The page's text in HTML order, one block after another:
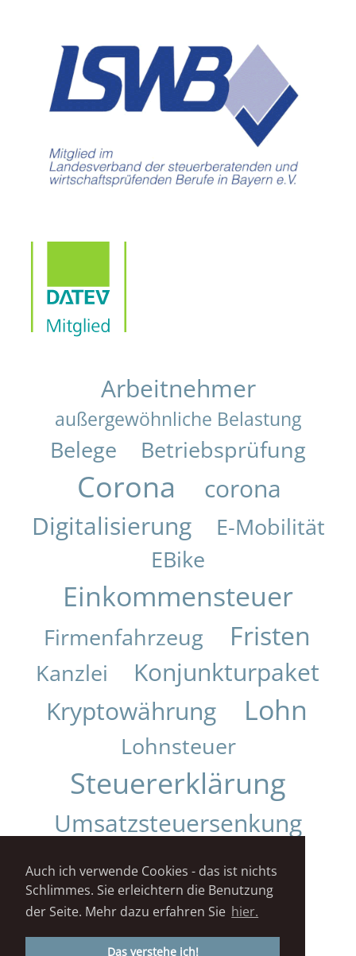
Auch ich verwende Cookies - das ist nichts
Schlimmes. Sie erleichtern die Benutzung
der Seite. Mehr dazu erfahren Sie hier.
Das verstehe ich!
Arbeitnehmer
außergewöhnliche Belastung
Belege Betriebsprüfung
Corona
corona
Digitalisierung
E-Mobilität
EBike
Einkommensteuer
Firmenfahrzeug Fristen
Kanzlei
Konjunkturpaket
Kryptowährung
Lohn
Lohnsteuer
Steuererklärung
Umsatzsteuersenkung
Urteil
Impressum
Datenschutz
STEUERKANZLEI DANIELA KUNZ© 2018